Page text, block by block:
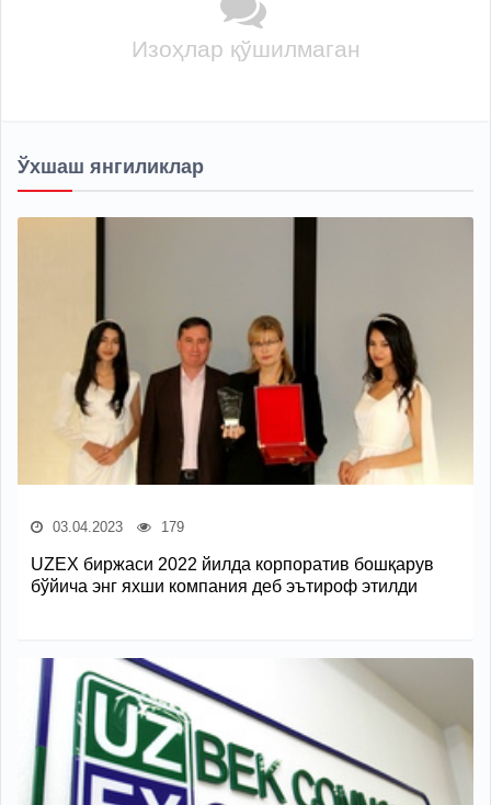
Изоҳлар қўшилмаган
Ўхшаш янгиликлар
03.04.2023 179
UZEX биржаси 2022 йилда корпоратив бошқарув
бўйича энг яхши компания деб эътироф этилди